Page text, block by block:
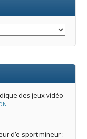
des jeux vidéo
d’e‑sport mineur :